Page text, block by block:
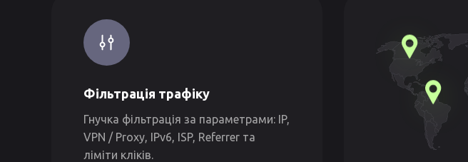
Фільтрація трафіку
Гнучка фільтрація за параметрами: IP,
VPN / Proxy, IPv6, ISP, Referrer та
ліміти кліків.